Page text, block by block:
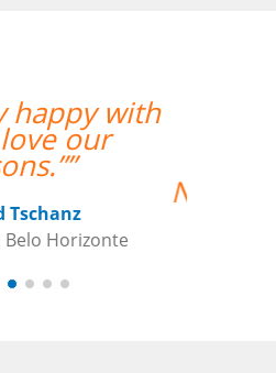
é
atencioso,
e didático.
estar mais
a aula.””
em Ribeirao Preto